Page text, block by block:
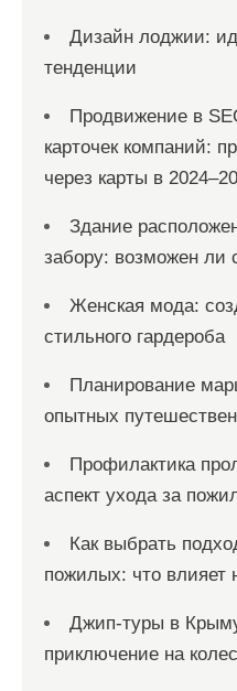
Дизайн лоджии:
тенденции
Продвижение в
карточек компаний:
через карты в
Здание
забору: возможен ли
Женская мода:
стильного гардероба
Планирование
опытных
Профилактика
аспект ухода за
Как выбрать
пожилых: что влияет
Джип-туры в
приключение на